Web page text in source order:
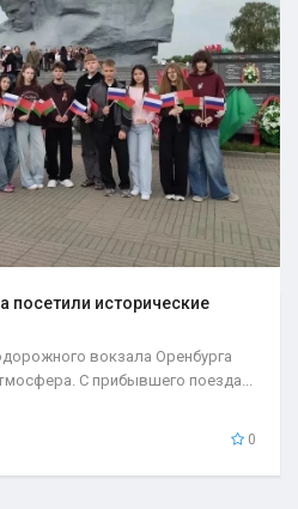
посетили исторические
вокзала Оренбурга
С прибывшего поезда...
0